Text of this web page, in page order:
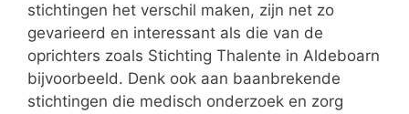
stichtingen het verschil maken, zijn net zo
gevarieerd en interessant als die van de
oprichters zoals Stichting Thalente in Aldeboarn
bijvoorbeeld. Denk ook aan baanbrekende
stichtingen die medisch onderzoek en zorg